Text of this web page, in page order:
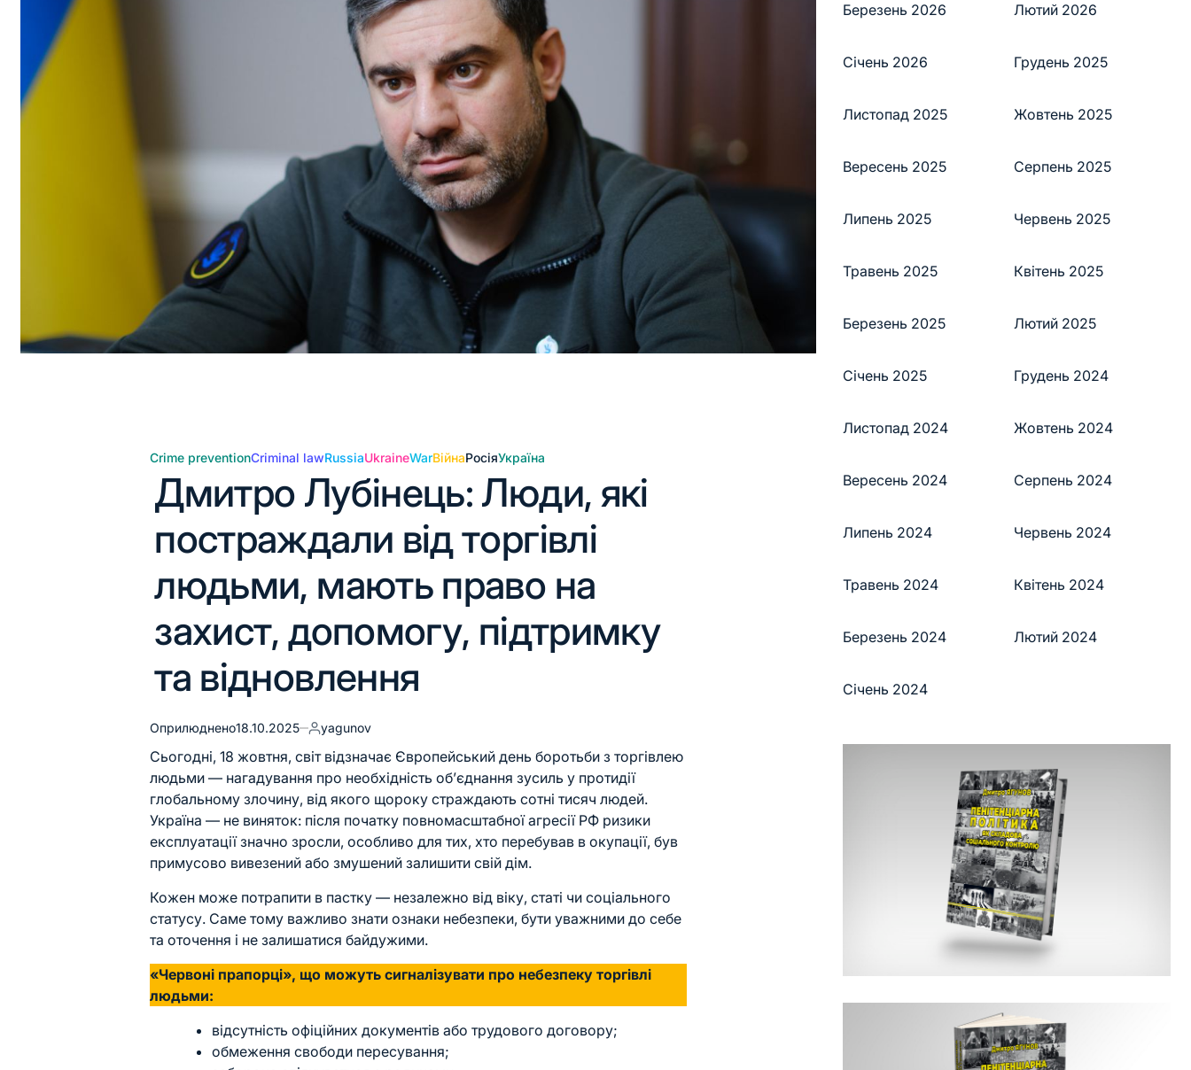
Crime preventionCriminal lawRussiaUkraineWarВійнаРосіяУкраїна
Дмитро Лубінець: Люди, які
постраждали від торгівлі
людьми, мають право на
захист, допомогу, підтримку
та відновлення
Оприлюднено18.10.2025 yagunov
Сьогодні, 18 жовтня, світ відзначає Європейський день боротьби з торгівлею
людьми — нагадування про необхідність об’єднання зусиль у протидії
глобальному злочину, від якого щороку страждають сотні тисяч людей.
Україна — не виняток: після початку повномасштабної агресії РФ ризики
експлуатації значно зросли, особливо для тих, хто перебував в окупації, був
примусово вивезений або змушений залишити свій дім.
Кожен може потрапити в пастку — незалежно від віку, статі чи соціального
статусу. Саме тому важливо знати ознаки небезпеки, бути уважними до себе
та оточення і не залишатися байдужими.
«Червоні прапорці», що можуть сигналізувати про небезпеку торгівлі
людьми:
відсутність офіційних документів або трудового договору;
обмеження свободи пересування;
Березень 2026 Лютий 2026
Січень 2026 Грудень 2025
Листопад 2025 Жовтень 2025
Вересень 2025 Серпень 2025
Липень 2025 Червень 2025
Травень 2025 Квітень 2025
Березень 2025 Лютий 2025
Січень 2025 Грудень 2024
Листопад 2024 Жовтень 2024
Вересень 2024 Серпень 2024
Липень 2024 Червень 2024
Травень 2024 Квітень 2024
Березень 2024 Лютий 2024
Січень 2024